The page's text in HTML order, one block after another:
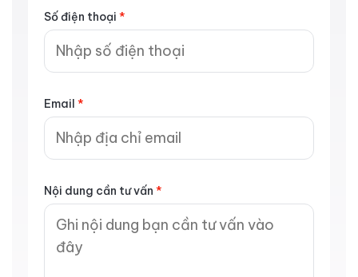
Số điện thoại *
Email *
Nội dung cần tư vấn *